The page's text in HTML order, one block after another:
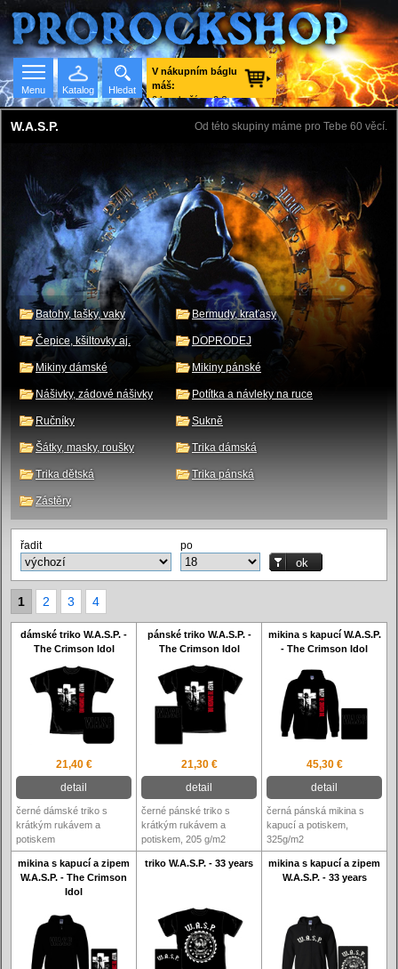
Hledat
Seznam skupin
Menu
V nákupním báglu
máš:
0 ks zboží za 0 €
vč. DPH.
Od této skupiny máme pro Tebe 60 věcí.
W.A.S.P.
Batohy, tašky, vaky Bermudy, kraťasy
Čepice, kšiltovky aj. DOPRODEJ
Mikiny dámské Mikiny pánské
Nášivky, zádové nášivky Potítka a návleky na ruce
Ručníky Sukně
Šátky, masky, roušky Trika dámská
Trika dětská Trika pánská
Zástěry
řadit po
1 2 3 4
dámské triko W.A.S.P. -
The Crimson Idol
pánské triko W.A.S.P. -
The Crimson Idol
mikina s kapucí W.A.S.P.
- The Crimson Idol
21,40 €
detail
21,30 €
detail
45,30 €
detail
černé dámské triko s
krátkým rukávem a
potiskem
černé pánské triko s
krátkým rukávem a
potiskem, 205 g/m2
černá pánská mikina s
kapucí a potiskem,
325g/m2
mikina s kapucí a zipem
W.A.S.P. - The Crimson
Idol
triko W.A.S.P. - 33 years
mikina s kapucí a zipem
W.A.S.P. - 33 years
Katalog